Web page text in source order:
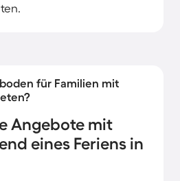
für Familien mit
Angebote mit
eines Feriens in